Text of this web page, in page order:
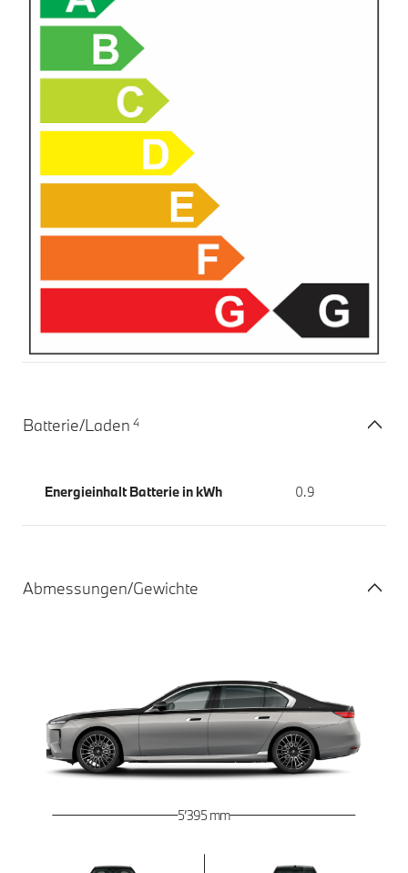
Batterie/Laden 4
Energieinhalt Batterie in kWh 0.9
Abmessungen/Gewichte
5’395 mm